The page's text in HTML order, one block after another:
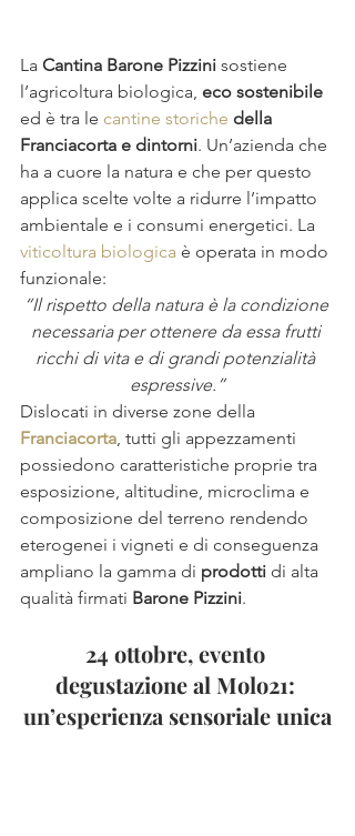
La Cantina Barone Pizzini sostiene
l’agricoltura biologica, eco sostenibile
ed è tra le cantine storiche della
Franciacorta e dintorni. Un’azienda che
ha a cuore la natura e che per questo
applica scelte volte a ridurre l’impatto
ambientale e i consumi energetici. La
viticoltura biologica è operata in modo
funzionale:
“Il rispetto della natura è la condizione
necessaria per ottenere da essa frutti
ricchi di vita e di grandi potenzialità
espressive.”
Dislocati in diverse zone della
Franciacorta, tutti gli appezzamenti
possiedono caratteristiche proprie tra
esposizione, altitudine, microclima e
composizione del terreno rendendo
eterogenei i vigneti e di conseguenza
ampliano la gamma di prodotti di alta
qualità firmati Barone Pizzini.
24 ottobre, evento
degustazione al Molo21:
un’esperienza sensoriale unica